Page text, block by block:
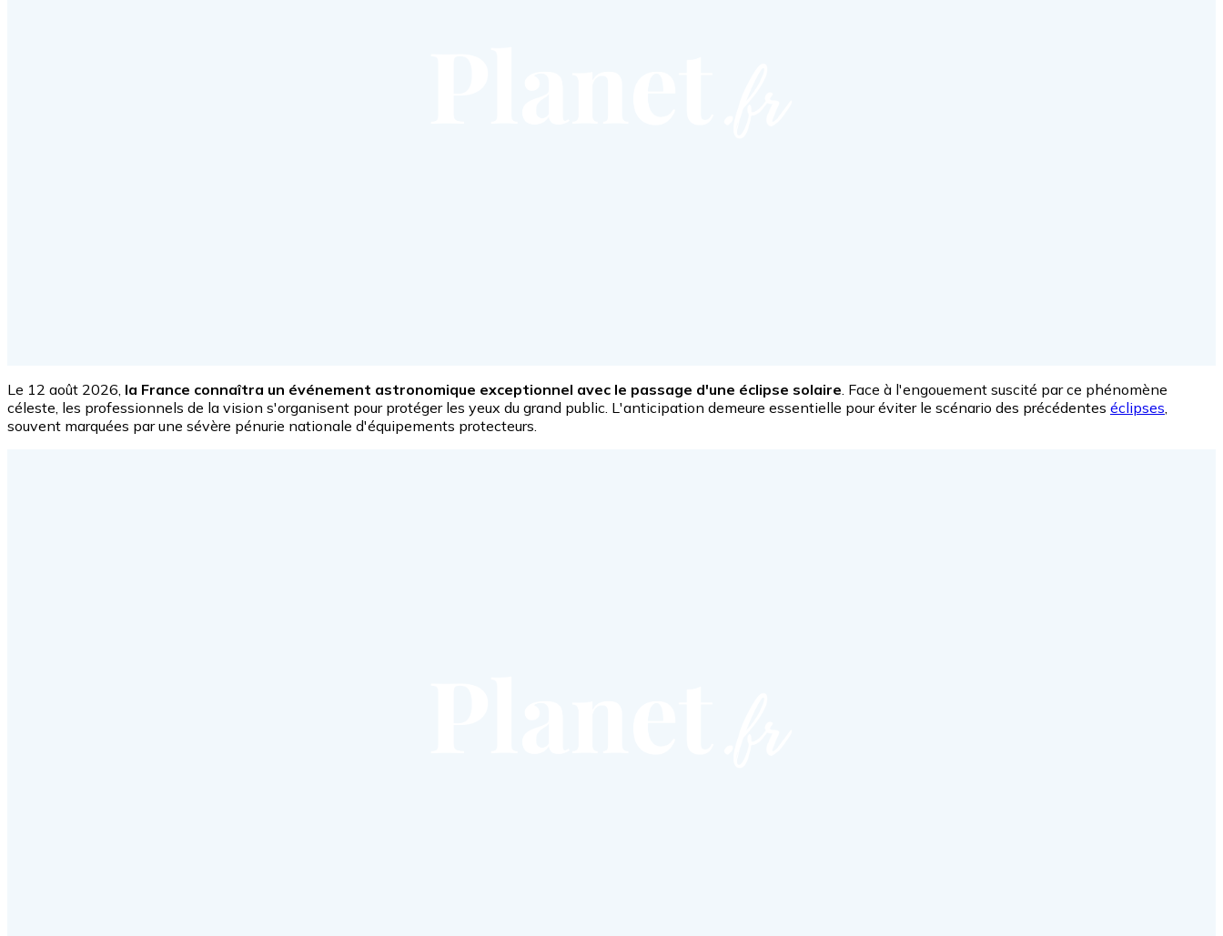
Le 12 août 2026, la France connaîtra un événement astronomique exceptionnel avec le passage d'une éclipse solaire . Face à l'engouement suscité par ce phénomène
céleste, les professionnels de la vision s'organisent pour protéger les yeux du grand public. L'anticipation demeure essentielle pour éviter le scénario des précédentes éclipses
souvent marquées par une sévère pénurie nationale d'équipements protecteurs.